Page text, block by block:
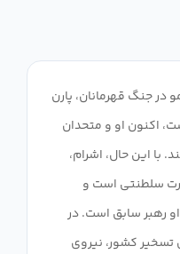
در جنگ قهرمانان، پارن
اکنون او و متحدان
این حال، اشرام،
سلطنتی است و
رهبر سابق است. در
تسخیر کشور، نیروی